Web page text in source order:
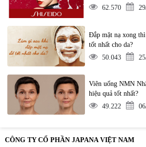
62.570
Đắp mặt nạ xong
tốt nhất cho da?
50.043
Viên uống NMN
hiệu quả tốt nhất?
49.222
CÔNG TY CỔ PHẦN JAPANA VIỆT NAM